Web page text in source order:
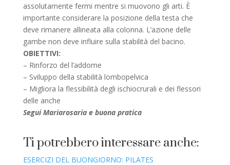
assolutamente fermi mentre si muovono gli arti. È
importante considerare la posizione della testa che
deve rimanere allineata alla colonna. L’azione delle
gambe non deve influire sulla stabilità del bacino.
OBIETTIVI:
– Rinforzo del l’addome
– Sviluppo della stabilità lombopelvica
– Migliora la flessibilità degli ischiocrurali e dei flessori
delle anche
Segui Mariarosaria e buona pratica
Ti potrebbero interessare anche:
ESERCIZI DEL BUONGIORNO: PILATES